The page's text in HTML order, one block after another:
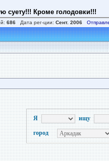
суету!!! Кроме голодовки!!!
686Дата рег-ции: Сент. 2006
Я ищу
город